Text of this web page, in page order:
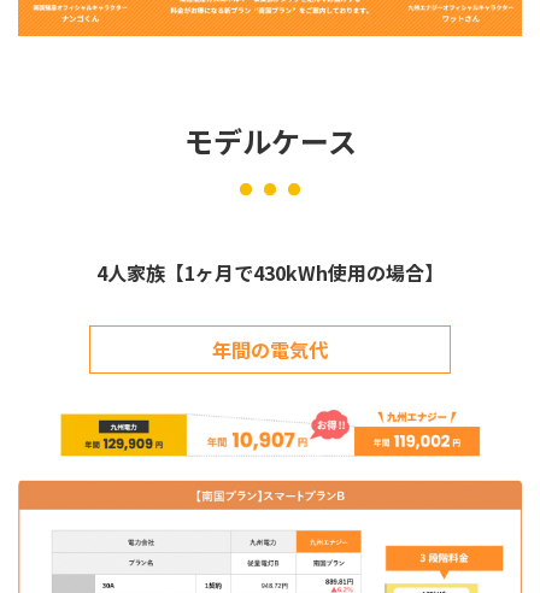
モデルケース
4人家族【1ヶ月で430kWh使用の場合】
年間の電気代